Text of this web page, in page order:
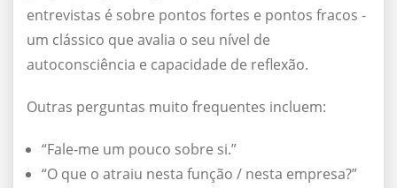
entrevistas é sobre pontos fortes e pontos fracos -
um clássico que avalia o seu nível de
autoconsciência e capacidade de reflexão.
Outras perguntas muito frequentes incluem:
“Fale-me um pouco sobre si.”
“O que o atraiu nesta função / nesta empresa?”